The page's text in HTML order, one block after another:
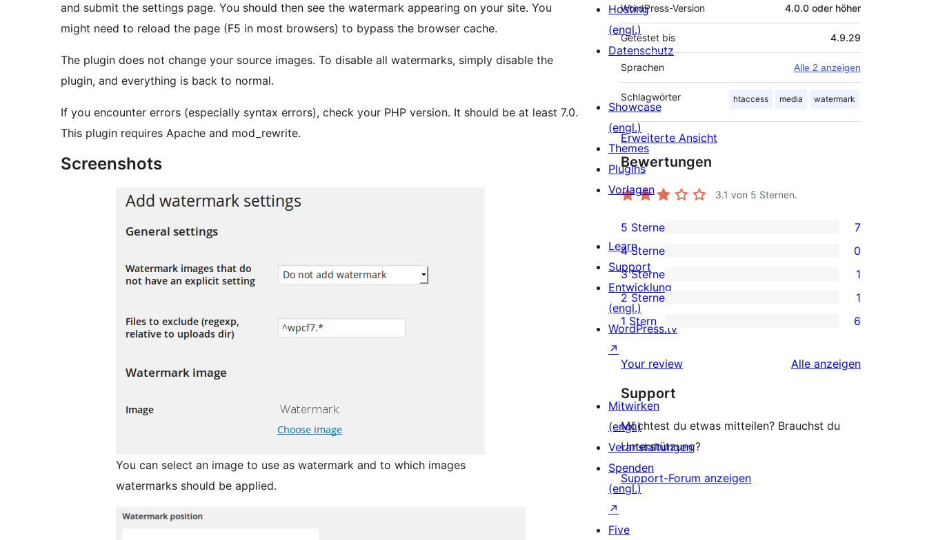
and submit the settings page. You should then see the watermark appearing on your site. You
might need to reload the page (F5 in most browsers) to bypass the browser cache.
The plugin does not change your source images. To disable all watermarks, simply disable the
plugin, and everything is back to normal.
If you encounter errors (especially syntax errors), check your PHP version. It should be at least 7.0.
This plugin requires Apache and mod_rewrite.
Screenshots
You can select an image to use as watermark and to which images
watermarks should be applied.
WordPress-Version 4.0.0 oder höher
Getestet bis 4.9.29
Sprachen Alle 2 anzeigen
Schlagwörter htaccess media watermark
Erweiterte Ansicht
Bewertungen
3.1 von 5 Sternen.
7 5-
Sterne-
Rezensionen
5 Sterne 7
0 4-
Sterne-
Rezensionen
4 Sterne 0
1 3-
Sterne-
Rezension
3 Sterne 1
1 2-
Sterne-
2 Sterne 1
6 1-
Rezensionen
1 Stern 6
Your review Alle Rezensionen
anzeigen
Support
Möchtest du etwas mitteilen? Brauchst du
Unterstützung?
Support-Forum anzeigen
Hosting
(engl.)
Datenschutz
Showcase
(engl.)
Themes
Plugins
Vorlagen
Learn
Support
Entwicklung
(engl.)
WordPress.tv
↗
Mitwirken
(engl.)
Veranstaltungen
Spenden
(engl.)
↗
Five